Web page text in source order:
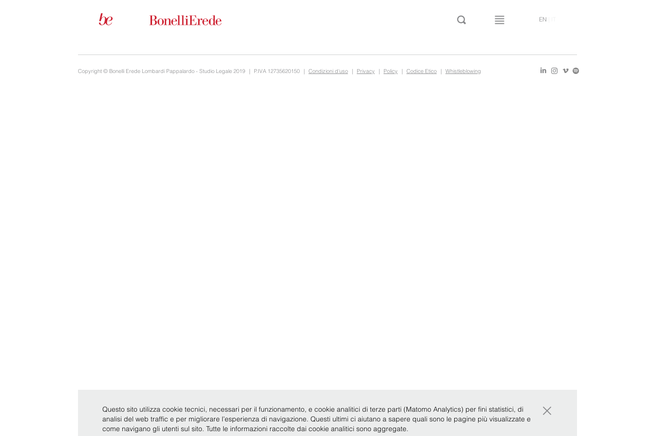
EN
Copyright © Bonelli Erede Lombardi Pappalardo - Studio Legale 2019 | P.IVA 12735620150 | Condizioni d'uso | Privacy | Policy | Codice Etico | Whistleblowing
Questo sito utilizza cookie tecnici, necessari per il funzionamento, e cookie analitici di terze parti (Matomo Analytics) per fini statistici, di
analisi del web traffic e per migliorare l’esperienza di navigazione. Questi ultimi ci aiutano a sapere quali sono le pagine più visualizzate e
come navigano gli utenti sul sito. Tutte le informazioni raccolte dai cookie analitici sono aggregate.
×